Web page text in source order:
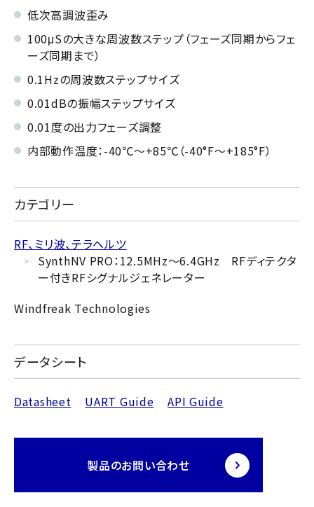
低次高調波歪み
100μSの大きな周波数ステップ（フェーズ同期からフェ
ーズ同期まで）
0.1Hzの周波数ステップサイズ
0.01dBの振幅ステップサイズ
0.01度の出力フェーズ調整
内部動作温度：-40℃～+85℃（-40°F～+185°F）
カテゴリー
RF、ミリ波、テラヘルツ
SynthNV PRO：12.5MHz～6.4GHz RFディテクタ
ー付きRFシグナルジェネレーター
Windfreak Technologies
データシート
Datasheet UART Guide API Guide
製品のお問い合わせ